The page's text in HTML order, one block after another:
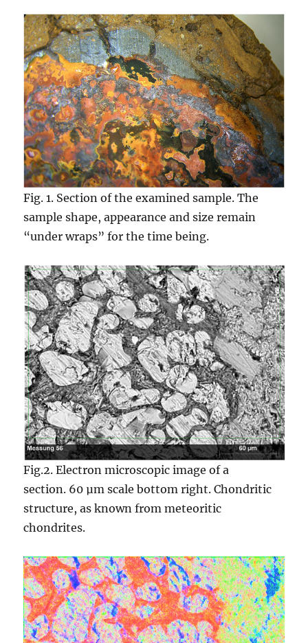
Fig. 1. Section of the examined sample. The
sample shape, appearance and size remain
“under wraps” for the time being.
Fig.2. Electron microscopic image of a
section. 60 µm scale bottom right. Chondritic
structure, as known from meteoritic
chondrites.